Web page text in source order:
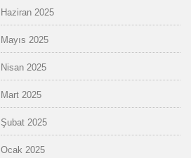
Haziran 2025
Mayıs 2025
Nisan 2025
Mart 2025
Şubat 2025
Ocak 2025